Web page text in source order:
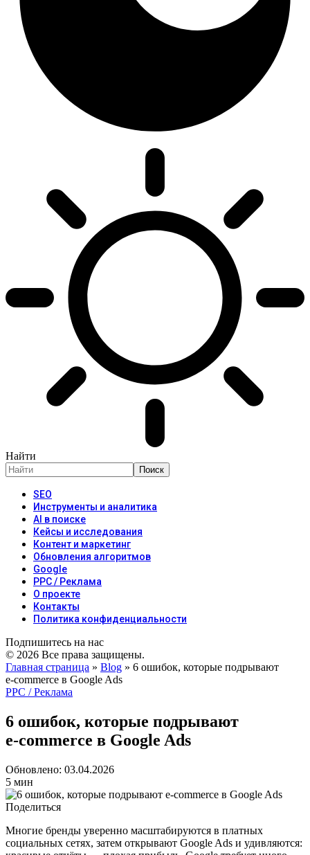
Найти
SEO
Инструменты и аналитика
AI в поиске
Кейсы и исследования
Контент и маркетинг
Обновления алгоритмов
Google
PPC / Реклама
О проекте
Контакты
Политика конфиденциальности
Подпишитесь на нас
© 2026 Все права защищены.
Главная страница » Blog » 6 ошибок, которые подрывают
e‑commerce в Google Ads
PPC / Реклама
6 ошибок, которые подрывают
e‑commerce в Google Ads
Обновлено: 03.04.2026
5 мин
Поделиться
Многие бренды уверенно масштабируются в платных
социальных сетях, затем открывают Google Ads и удивляются: